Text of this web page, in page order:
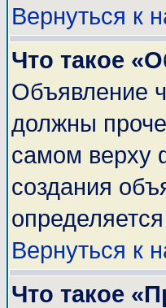
Вернуться к
Что такое
Объявление
должны
самом верху
создания
Вернуться к
Что такое